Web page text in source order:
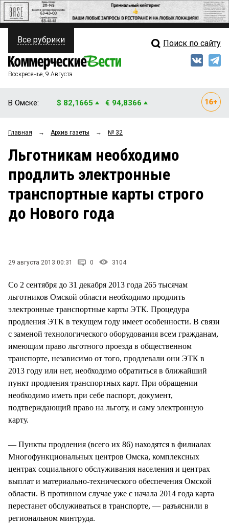
ПОЛИТИКА
ФИНАНСЫ
ОБЩЕСТВО
ЗАКОН
НОВОСТИ КОМПАНИЙ
ПРОИСШЕСТВИЯ
Свежий выпуск
Рейтинги
Блоги
Архив
Все рубрики Поиск по сайту
Воскресенье, 9 Августа
В Омске: $ 82,1665 € 94,8366
Главная → Архив газеты → № 32
Льготникам необходимо
продлить электронные
транспортные карты строго
до Нового года
29 августа 2013 00:31 0 3104
Со 2 сентября до 31 декабря 2013 года 265 тысячам
льготников Омской области необходимо продлить
электронные транспортные карты ЭТК. Процедура
продления ЭТК в текущем году имеет особенности. В связи
с заменой технологического оборудования всем гражданам,
имеющим право льготного проезда в общественном
транспорте, независимо от того, продлевали они ЭТК в
2013 году или нет, необходимо обратиться в ближайший
пункт продления транспортных карт. При обращении
необходимо иметь при себе паспорт, документ,
подтверждающий право на льготу, и саму электронную
карту.
— Пункты продления (всего их 86) находятся в филиалах
Многофункциональных центров Омска, комплексных
центрах социального обслуживания населения и центрах
выплат и материально-технического обеспечения Омской
области. В противном случае уже с начала 2014 года карта
перестанет обслуживаться в транспорте, — разъяснили в
региональном минтруда.